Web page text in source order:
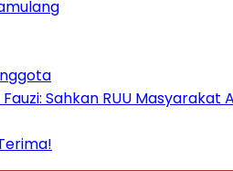
Sahkan RUU Masyarakat